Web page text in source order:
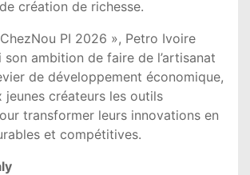
création de richesse.
PI 2026 », Petro Ivoire
son ambition de faire de l’artisanat
de développement économique,
jeunes créateurs les outils
transformer leurs innovations en
et compétitives.